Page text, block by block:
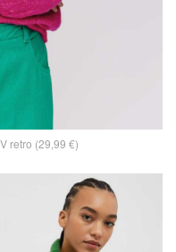
retro (29,99 €)